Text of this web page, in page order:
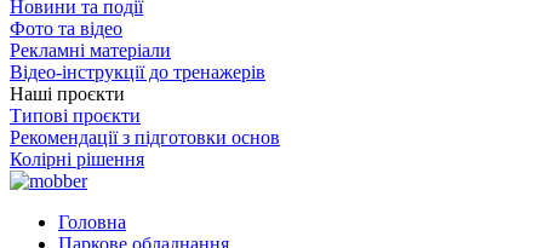
Новини та події
Фото та відео
Рекламні матеріали
Відео-інструкції до тренажерів
Наші проєкти
Типові проєкти
Рекомендації з підготовки основ
Колірні рішення
Головна
Паркове обладнання